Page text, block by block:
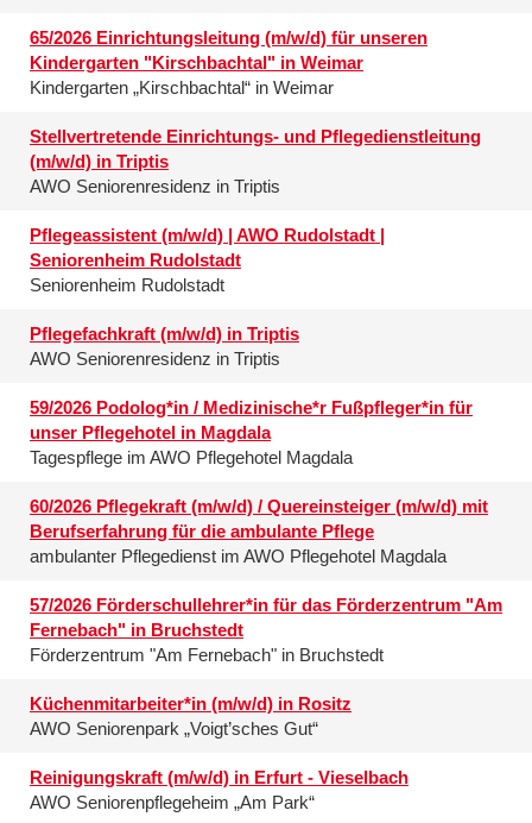
65/2026 Einrichtungsleitung (m/w/d) für unseren
Kindergarten "Kirschbachtal" in Weimar
Kindergarten „Kirschbachtal“ in Weimar
Stellvertretende Einrichtungs- und Pflegedienstleitung
(m/w/d) in Triptis
AWO Seniorenresidenz in Triptis
Pflegeassistent (m/w/d) | AWO Rudolstadt |
Seniorenheim Rudolstadt
Seniorenheim Rudolstadt
Pflegefachkraft (m/w/d) in Triptis
AWO Seniorenresidenz in Triptis
59/2026 Podolog*in / Medizinische*r Fußpfleger*in für
unser Pflegehotel in Magdala
Tagespflege im AWO Pflegehotel Magdala
60/2026 Pflegekraft (m/w/d) / Quereinsteiger (m/w/d) mit
Berufserfahrung für die ambulante Pflege
ambulanter Pflegedienst im AWO Pflegehotel Magdala
57/2026 Förderschullehrer*in für das Förderzentrum "Am
Fernebach" in Bruchstedt
Förderzentrum "Am Fernebach" in Bruchstedt
Küchenmitarbeiter*in (m/w/d) in Rositz
AWO Seniorenpark „Voigt’sches Gut“
Reinigungskraft (m/w/d) in Erfurt - Vieselbach
AWO Seniorenpflegeheim „Am Park“